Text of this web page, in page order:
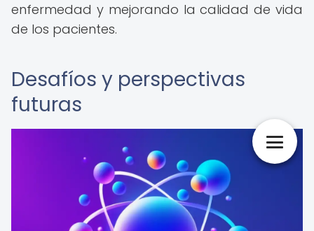
enfermedad y mejorando la calidad de vida
de los pacientes.
Desafíos y perspectivas
futuras